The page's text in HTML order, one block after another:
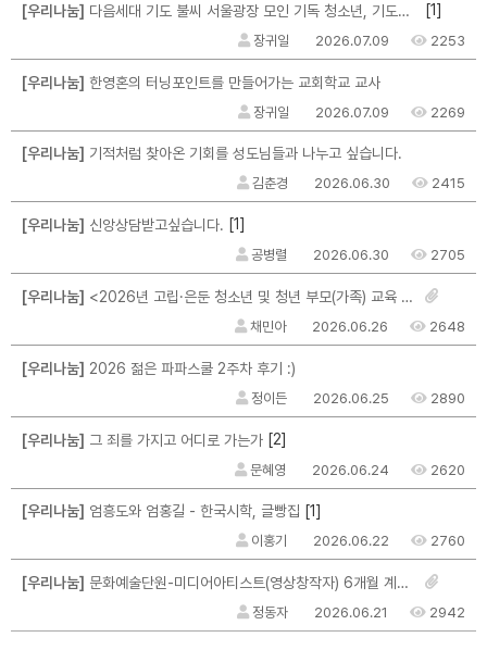
[우리나눔] 다음세대 기도 불씨 서울광장 모인 기독 청소년, 기도운동 불씨 지폈다 [1]
장귀일 2026.07.09 2253
[우리나눔] 한영혼의 터닝포인트를 만들어가는 교회학교 교사
장귀일 2026.07.09 2269
[우리나눔] 기적처럼 찾아온 기회를 성도님들과 나누고 싶습니다.
김춘경 2026.06.30 2415
[우리나눔] 신앙상담받고싶습니다. [1]
공병렬 2026.06.30 2705
[우리나눔] <2026년 고립·은둔 청소년 및 청년 부모(가족) 교육 및 자조모임 참여자 모집>
채민아 2026.06.26 2648
[우리나눔] 2026 젊은 파파스쿨 2주차 후기 :)
정이든 2026.06.25 2890
[우리나눔] 그 죄를 가지고 어디로 가는가 [2]
문혜영 2026.06.24 2620
[우리나눔] 엄흥도와 엄홍길 - 한국시학, 글빵집 [1]
이홍기 2026.06.22 2760
[우리나눔] 문화예술단원-미디어아티스트(영상창작자) 6개월 계약직 채용 안내
정동자 2026.06.21 2942